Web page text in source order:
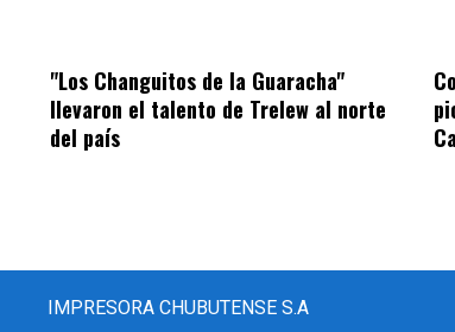
"Los Changuitos de la Guaracha"
llevaron el talento de Trelew al norte
del país
IMPRESORA CHUBUTENSE S.A